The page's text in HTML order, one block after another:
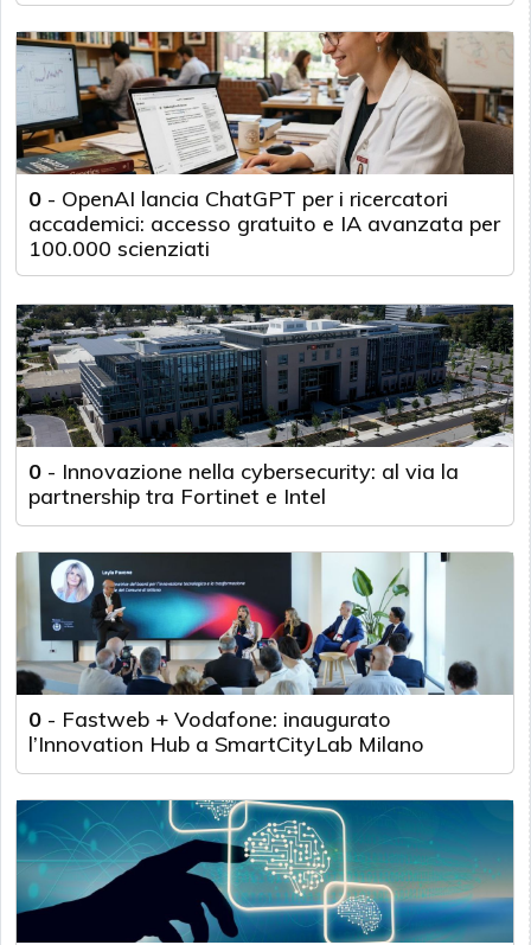
0 - OpenAI lancia ChatGPT per i ricercatori
accademici: accesso gratuito e IA avanzata per
100.000 scienziati
0 - Innovazione nella cybersecurity: al via la
partnership tra Fortinet e Intel
0 - Fastweb + Vodafone: inaugurato
l’Innovation Hub a SmartCityLab Milano